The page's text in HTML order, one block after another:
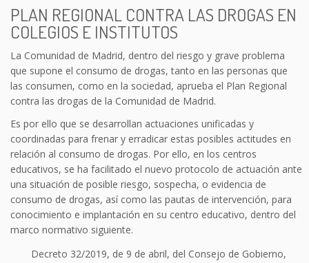
PLAN REGIONAL CONTRA LAS DROGAS EN
COLEGIOS E INSTITUTOS
La Comunidad de Madrid, dentro del riesgo y grave problema
que supone el consumo de drogas, tanto en las personas que
las consumen, como en la sociedad, aprueba el Plan Regional
contra las drogas de la Comunidad de Madrid.
Es por ello que se desarrollan actuaciones unificadas y
coordinadas para frenar y erradicar estas posibles actitudes en
relación al consumo de drogas. Por ello, en los centros
educativos, se ha facilitado el nuevo protocolo de actuación ante
una situación de posible riesgo, sospecha, o evidencia de
consumo de drogas, así como las pautas de intervención, para
conocimiento e implantación en su centro educativo, dentro del
marco normativo siguiente.
Decreto 32/2019, de 9 de abril, del Consejo de Gobierno,